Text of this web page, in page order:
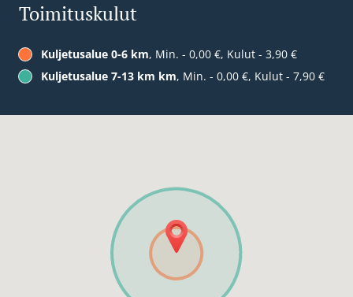
Toimituskulut
Kuljetusalue 0-6 km, Min. - 0,00 €, Kulut - 3,90 €
Kuljetusalue 7-13 km km, Min. - 0,00 €, Kulut - 7,90 €